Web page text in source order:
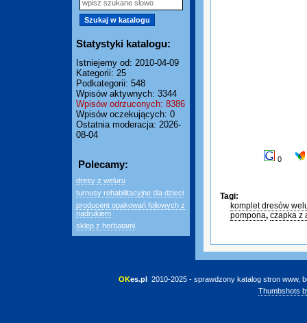
Statystyki katalogu:
Istniejemy od: 2010-04-09
Kategorii: 25
Podkategorii: 548
Wpisów aktywnych: 3344
Wpisów odrzuconych: 8386
Wpisów oczekujących: 0
Ostatnia moderacja: 2026-
08-04
Polecamy:
dresy z weluru
turnusy rehabilitacyjne dla dzieci
producent opakowań foliowych z
nadrukiem
sklep z herbatami
0
Tagi:
komplet dresów
pompona, czapka z
OKes.pl 2010-2025 - sprawdzony katalog stron www,
Thumbshots